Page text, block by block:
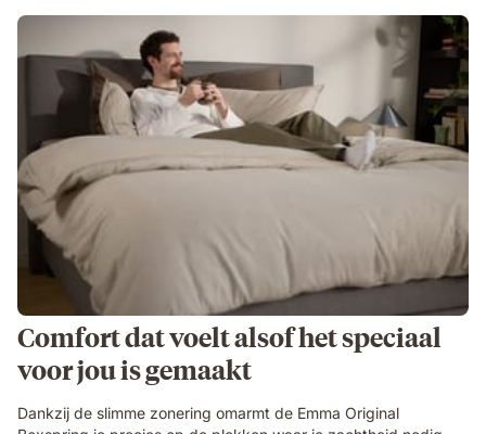
Comfort dat voelt alsof het speciaal
voor jou is gemaakt
Dankzij de slimme zonering omarmt de Emma Original